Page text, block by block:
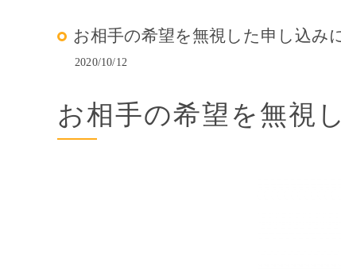
お相手の希望を無視した申し込み
2020/10/12
お相手の希望を無視